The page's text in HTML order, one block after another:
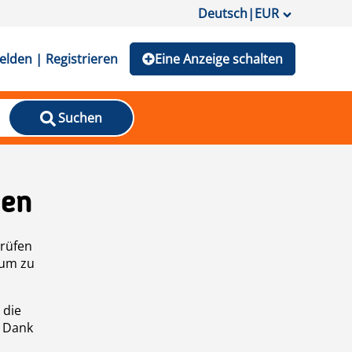
Deutsch|EUR
| Registrieren Eine Anzeige schalten
Suchen
zu
die